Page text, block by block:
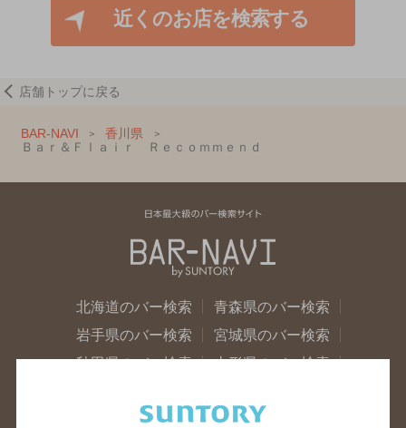
近くのお店を検索する
店舗トップに戻る
BAR-NAVI
香川県
Ｂａｒ＆Ｆｌａｉｒ Ｒｅｃｏｍｍｅｎｄ
北海道のバー検索
青森県のバー検索
岩手県のバー検索
宮城県のバー検索
秋田県のバー検索
山形県のバー検索
栃木県のバー検索
群馬県のバー検索